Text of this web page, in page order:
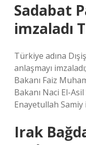
Sadabat
imzaladı
Türkiye adına
anlaşmayı
Bakanı Faiz
Bakanı Naci El-
Enayetullah Samiy
Irak